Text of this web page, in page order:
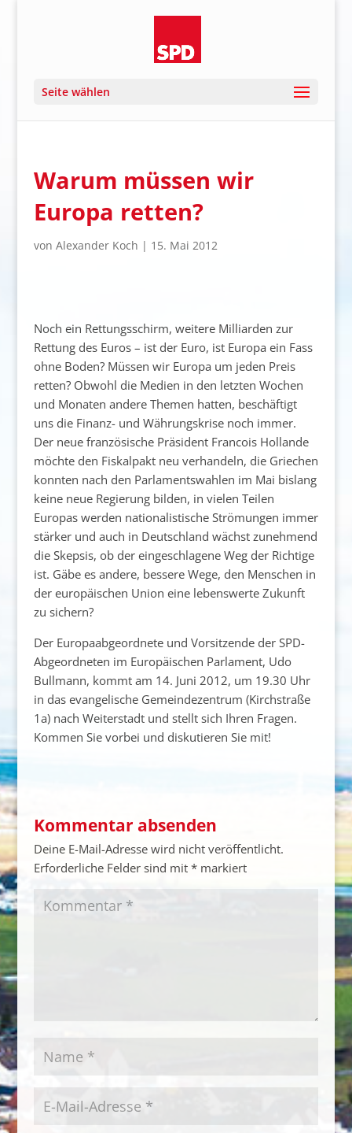
Seite wählen
Warum müssen wir
Europa retten?
von Alexander Koch | 15. Mai 2012
Noch ein Rettungsschirm, weitere Milliarden zur
Rettung des Euros – ist der Euro, ist Europa ein Fass
ohne Boden? Müssen wir Europa um jeden Preis
retten? Obwohl die Medien in den letzten Wochen
und Monaten andere Themen hatten, beschäftigt
uns die Finanz- und Währungskrise noch immer.
Der neue französische Präsident Francois Hollande
möchte den Fiskalpakt neu verhandeln, die Griechen
konnten nach den Parlamentswahlen im Mai bislang
keine neue Regierung bilden, in vielen Teilen
Europas werden nationalistische Strömungen immer
stärker und auch in Deutschland wächst zunehmend
die Skepsis, ob der eingeschlagene Weg der Richtige
ist. Gäbe es andere, bessere Wege, den Menschen in
der europäischen Union eine lebenswerte Zukunft
zu sichern?
Der Europaabgeordnete und Vorsitzende der SPD-
Abgeordneten im Europäischen Parlament, Udo
Bullmann, kommt am 14. Juni 2012, um 19.30 Uhr
in das evangelische Gemeindezentrum (Kirchstraße
1a) nach Weiterstadt und stellt sich Ihren Fragen.
Kommen Sie vorbei und diskutieren Sie mit!
Kommentar absenden
Deine E-Mail-Adresse wird nicht veröffentlicht.
Erforderliche Felder sind mit *markiert